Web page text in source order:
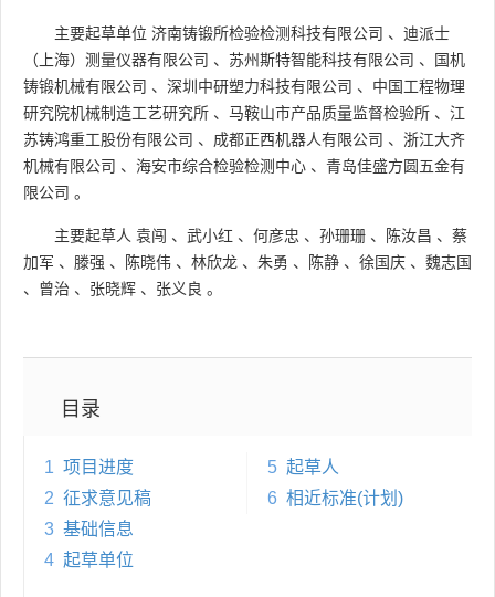
主要起草单位 济南铸锻所检验检测科技有限公司 、 迪派士
（上海）测量仪器有限公司 、 苏州斯特智能科技有限公司 、
国机
铸锻机械有限公司 、 深圳中研塑力科技有限公司 、 中国工程物理
研究院机械制造工艺研究所 、 马鞍山市产品质量监督检验所 、 江
苏铸鸿重工股份有限公司 、 成都正西机器人有限公司 、 浙江大齐
机械有限公司 、 海安市综合检验检测中心 、 青岛佳盛方圆五金有
限公司 。
主要起草人 袁闯 、 武小红 、 何彦忠 、 孙珊珊 、 陈汝昌 、 蔡
加军 、 滕强 、 陈晓伟 、 林欣龙 、 朱勇 、 陈静 、 徐国庆 、 魏志国
、 曾治 、 张晓辉 、 张义良 。
目录
1 项目进度
2 征求意见稿
3 基础信息
4 起草单位
5 起草人
6 相近标准(计划)